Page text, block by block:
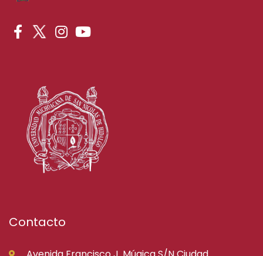
Contacto